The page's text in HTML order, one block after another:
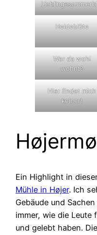
Heideblüte
Wer da wohl
wohnt?
Hier findet mich
keiner!
Ein Highlight in
Mühle in Højer. Ich
Gebäude und
immer, wie die
und gelebt haben.